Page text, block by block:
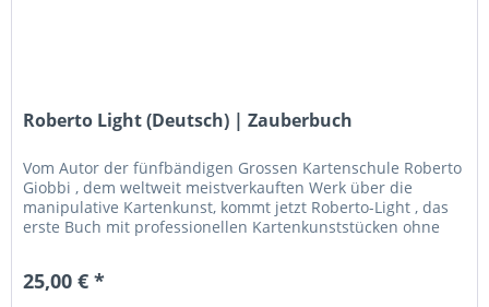
Roberto Light (Deutsch) | Zauberbuch
Vom Autor der fünfbändigen Grossen Kartenschule Roberto
Giobbi , dem weltweit meistverkauften Werk über die
manipulative Kartenkunst, kommt jetzt Roberto-Light , das
erste Buch mit professionellen Kartenkunststücken ohne
25,00 € *